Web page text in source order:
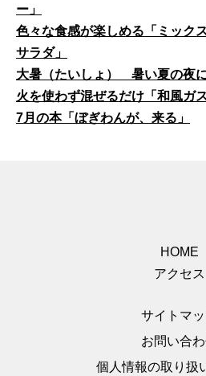
ー」
色々な食感が楽しめる「ミック
サラダ」
大暑（たいしょ） 暑い夏の夜
火を使わず混ぜるだけ「和風ガ
7月の本「ぼぎわんが、来る」
HOME
アクセス
サイトマ
お問い合
個人情報の取り扱